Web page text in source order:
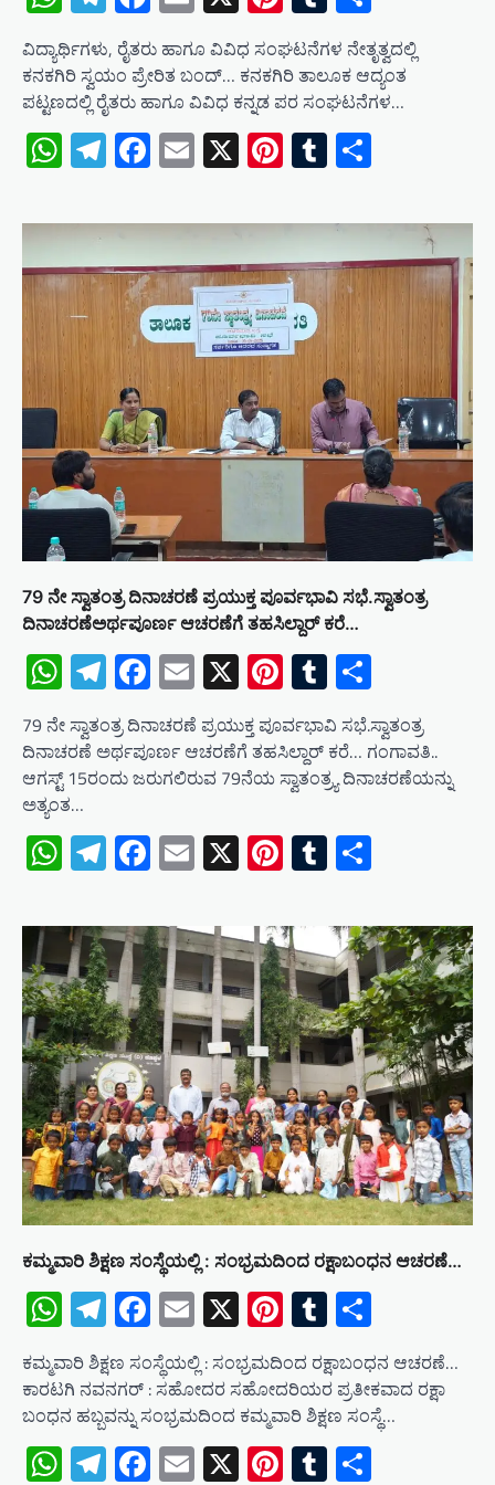
ವಿದ್ಯಾರ್ಥಿಗಳು, ರೈತರು ಹಾಗೂ ವಿವಿಧ ಸಂಘಟನೆಗಳ ನೇತೃತ್ವದಲ್ಲಿ
ಕನಕಗಿರಿ ಸ್ವಯಂ ಪ್ರೇರಿತ ಬಂದ್‌… ಕನಕಗಿರಿ ತಾಲೂಕ ಆದ್ಯಂತ
ಪಟ್ಟಣದಲ್ಲಿ ರೈತರು ಹಾಗೂ ವಿವಿಧ ಕನ್ನಡ ಪರ ಸಂಘಟನೆಗಳ…
WhatsApp
Telegram
Facebook
Email
X Pinterest
Tumblr
79 ನೇ ಸ್ವಾತಂತ್ರ ದಿನಾಚರಣೆ ಪ್ರಯುಕ್ತ ಪೂರ್ವಭಾವಿ ಸಭೆ.ಸ್ವಾತಂತ್ರ
ದಿನಾಚರಣೆಅರ್ಥಪೂರ್ಣ ಆಚರಣೆಗೆ ತಹಸಿಲ್ದಾರ್ ಕರೆ…
WhatsApp
Telegram
Facebook
Email
X Pinterest
Tumblr
79 ನೇ ಸ್ವಾತಂತ್ರ ದಿನಾಚರಣೆ ಪ್ರಯುಕ್ತ ಪೂರ್ವಭಾವಿ ಸಭೆ.ಸ್ವಾತಂತ್ರ
ದಿನಾಚರಣೆ ಅರ್ಥಪೂರ್ಣ ಆಚರಣೆಗೆ ತಹಸಿಲ್ದಾರ್ ಕರೆ… ಗಂಗಾವತಿ..
ಆಗಸ್ಟ್ 15ರಂದು ಜರುಗಲಿರುವ 79ನೆಯ ಸ್ವಾತಂತ್ರ್ಯ ದಿನಾಚರಣೆಯನ್ನು
ಅತ್ಯಂತ…
WhatsApp
Telegram
Facebook
Email
X Pinterest
Tumblr
ಕಮ್ಮವಾರಿ ಶಿಕ್ಷಣ ಸಂಸ್ಥೆಯಲ್ಲಿ : ಸಂಭ್ರಮದಿಂದ ರಕ್ಷಾಬಂಧನ ಆಚರಣೆ…
WhatsApp
Telegram
Facebook
Email
X Pinterest
Tumblr
ಕಮ್ಮವಾರಿ ಶಿಕ್ಷಣ ಸಂಸ್ಥೆಯಲ್ಲಿ : ಸಂಭ್ರಮದಿಂದ ರಕ್ಷಾಬಂಧನ ಆಚರಣೆ…
ಕಾರಟಗಿ ನವನಗರ್ : ಸಹೋದರ ಸಹೋದರಿಯರ ಪ್ರತೀಕವಾದ ರಕ್ಷಾ
ಬಂಧನ ಹಬ್ಬವನ್ನು ಸಂಭ್ರಮದಿಂದ ಕಮ್ಮವಾರಿ ಶಿಕ್ಷಣ ಸಂಸ್ಥೆ…
WhatsApp
Telegram
Facebook
Email
X Pinterest
Tumblr